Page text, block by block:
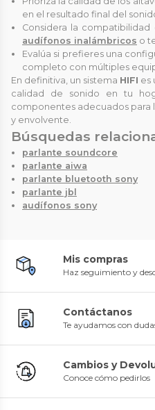
en el resultado final del
Considera la
audífonos inalámbricos o
Evalúa si prefieres una
completo con múltiples
En definitiva, un sistema HIFI es
calidad de sonido en tu
componentes adecuados para
y envolvente.
Búsquedas
parlante soundcore
parlante aiwa
parlante bluetooth sony
parlante jbl
audífonos sony
Mis compras
Haz seguimiento y
Contáctanos
Te ayudamos con
Cambios y
Conoce cómo pedirlos